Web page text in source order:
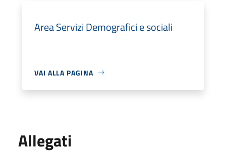
Area Servizi Demografici e sociali
VAI ALLA PAGINA
Allegati